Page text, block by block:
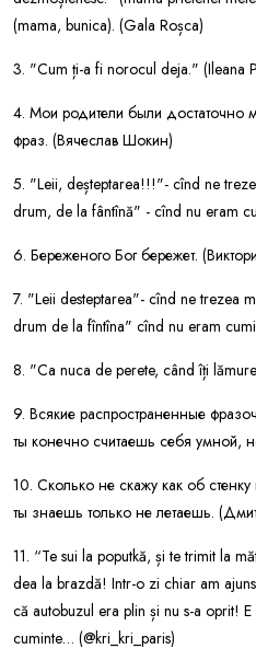
(mama, bunica). (Gala Roșca)
3. "Cum ți-a fi norocul deja." (Ileana
4. Мои родители были достаточно
фраз. (Вячеслав Шокин)
5. "Leii, deșteptarea!!!"- cînd ne
drum, de la fântînă" - cînd nu eram
6. Береженого Бог бережет.
7. "Leii desteptarea"- cînd ne trezea
drum de la fîntîna" cînd nu eram
8. "Ca nuca de perete, când îți
9. Всякие распространенные
ты конечно считаешь себя умной,
10. Сколько не скажу как об
ты знаешь только не летаешь.
11. “Te sui la poputkă, și te trimit la
dea la brazdă! Intr-o zi chiar am
că autobuzul era plin și nu s-a oprit!
cuminte… (@kri_kri_paris)